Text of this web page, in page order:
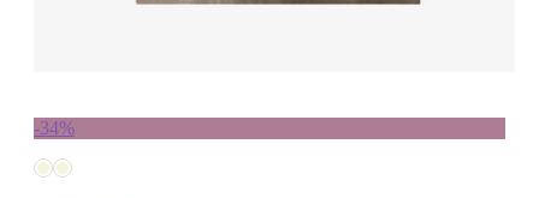
-34%